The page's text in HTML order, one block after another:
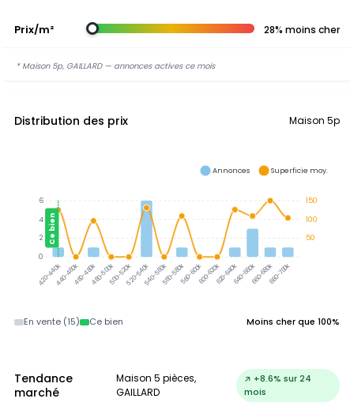
Prix/m² 28% moins cher
* Maison 5p, GAILLARD — annonces actives ce mois
Distribution des prix Maison 5p
420-440k440-460k460-480k480-500k500-520k520-540k540-560k560-580k580-600k600-620k620-640k640-660k660-680k680-700k
Ce bien
150
100
50
6
4
2
0
Annonces Superficie moy.
En vente (15) Ce bien Moins cher que 100%
Tendance
marché
Maison 5 pièces,
GAILLARD
↗ +8.6% sur 24
mois